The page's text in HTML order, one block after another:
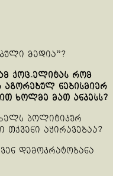
მედია”?
ქოც.ელიტას რომ
აგორებულ ნებისმიერ
ხოლმე მათ ანკესს?
პოლიტიკურ
აყირავებაა?
დემოკრატობანა